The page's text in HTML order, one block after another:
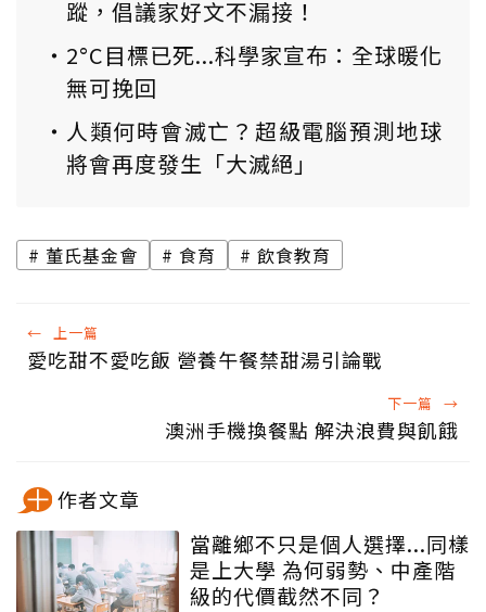
蹤，倡議家好文不漏接！
2°C目標已死...科學家宣布：全球暖化
無可挽回
人類何時會滅亡？超級電腦預測地球
將會再度發生「大滅絕」
董氏基金會 食育 飲食教育
← 上一篇
愛吃甜不愛吃飯 營養午餐禁甜湯引論戰
下一篇 →
澳洲手機換餐點 解決浪費與飢餓
作者文章
當離鄉不只是個人選擇...同樣
是上大學 為何弱勢、中產階
級的代價截然不同？